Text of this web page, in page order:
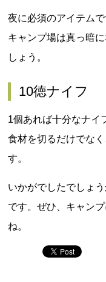
夜に必須のアイテムで
キャンプ場は真っ暗
しょう。
10徳ナイフ
1個あれば十分なナイ
食材を切るだけでな
す。
いかがでしたでしょ
です。ぜひ、キャン
ね。